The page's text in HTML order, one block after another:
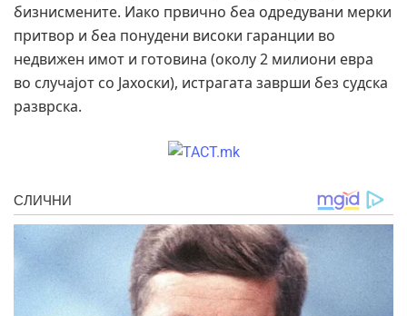
бизнисмените. Иако првично беа одредувани мерки
притвор и беа понудени високи гаранции во
недвижен имот и готовина (околу 2 милиони евра
во случајот со Јахоски), истрагата заврши без судска
разврска.